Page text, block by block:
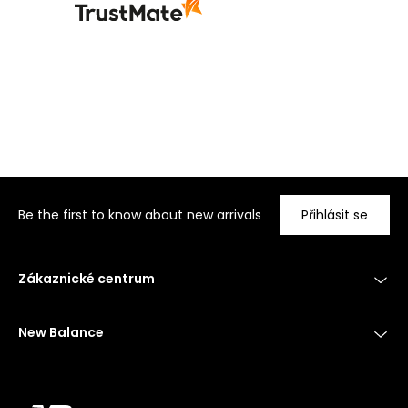
Be the first to know about new arrivals Přihlásit se
Zákaznické centrum
New Balance